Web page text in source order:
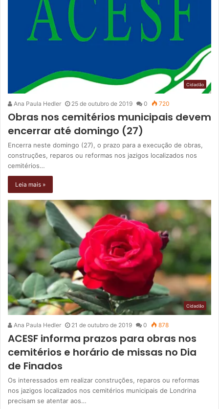
Cidadão
Ana Paula Hedler 25 de outubro de 2019 0 720
Obras nos cemitérios municipais devem
encerrar até domingo (27)
Encerra neste domingo (27), o prazo para a execução de obras,
construções, reparos ou reformas nos jazigos localizados nos
cemitérios…
Leia mais »
Cidadão
Ana Paula Hedler 21 de outubro de 2019 0 878
ACESF informa prazos para obras nos
cemitérios e horário de missas no Dia
de Finados
Os interessados em realizar construções, reparos ou reformas
nos jazigos localizados nos cemitérios municipais de Londrina
precisam se atentar aos…